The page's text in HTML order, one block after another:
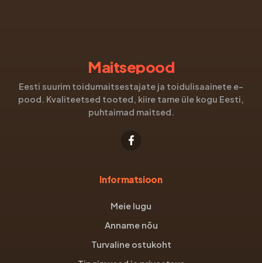
Maitsepood
Eesti suurim toidumaitsestajate ja toidulisaainete e-
pood. Kvaliteetsed tooted, kiire tarne üle kogu Eesti,
puhtaimad maitsed.
Informatsioon
Meie lugu
Anname nõu
Turvaline ostukoht